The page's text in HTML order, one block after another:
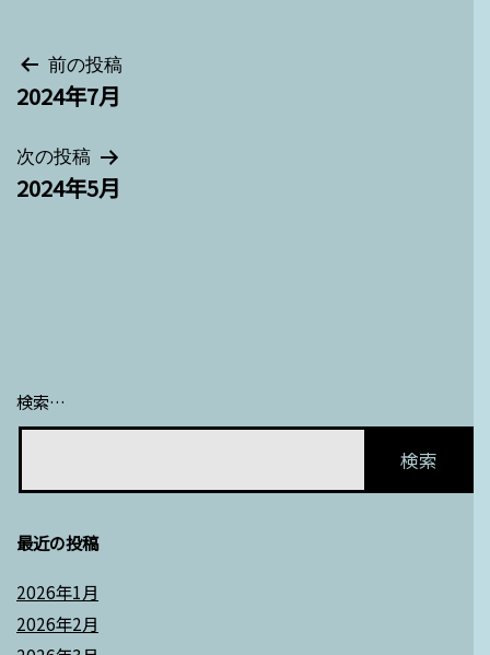
投
稿
ナ
ビ
ン
前の投稿
2024年7月
次の投稿
2024年5月
検索…
最近の投稿
2026年1月
2026年2月